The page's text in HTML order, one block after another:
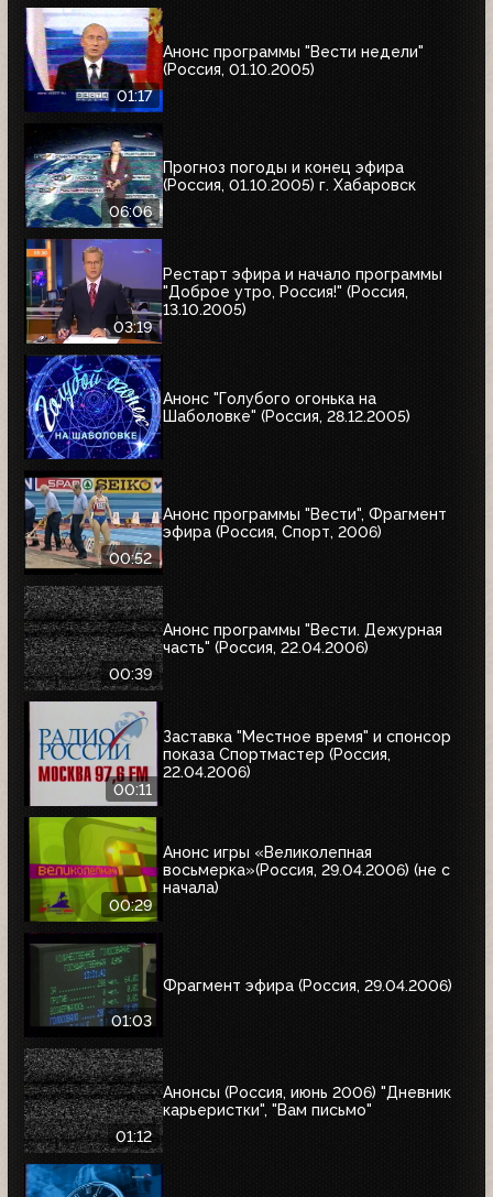
01:17
Анонс программы "Вести недели"
(Россия, 01.10.2005)
06:06
Прогноз погоды и конец эфира
(Россия, 01.10.2005) г. Хабаровск
03:19
Рестарт эфира и начало программы
"Доброе утро, Россия!" (Россия,
13.10.2005)
Анонс "Голубого огонька на
Шаболовке" (Россия, 28.12.2005)
00:52
Анонс программы "Вести", Фрагмент
эфира (Россия, Спорт, 2006)
00:39
Анонс программы "Вести. Дежурная
часть" (Россия, 22.04.2006)
00:11
Заставка "Местное время" и спонсор
показа Спортмастер (Россия,
22.04.2006)
00:29
Анонс игры «Великолепная
восьмерка»(Россия, 29.04.2006) (не с
начала)
01:03
Фрагмент эфира (Россия, 29.04.2006)
01:12
Анонсы (Россия, июнь 2006) "Дневник
карьеристки", "Вам письмо"